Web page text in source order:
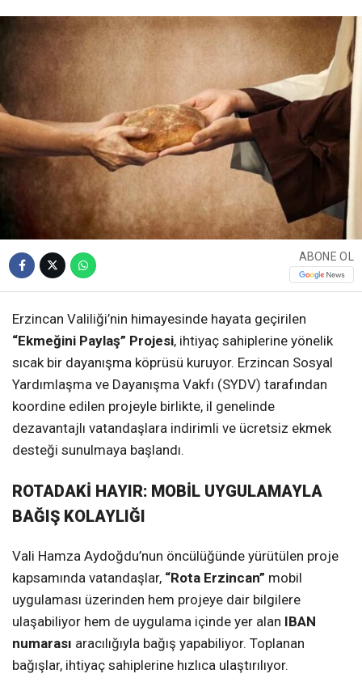
ABONE OL
Erzincan Valiliği’nin himayesinde hayata geçirilen
“Ekmeğini Paylaş” Projesi, ihtiyaç sahiplerine yönelik
sıcak bir dayanışma köprüsü kuruyor. Erzincan Sosyal
Yardımlaşma ve Dayanışma Vakfı (SYDV) tarafından
koordine edilen projeyle birlikte, il genelinde
dezavantajlı vatandaşlara indirimli ve ücretsiz ekmek
desteği sunulmaya başlandı.
ROTADAKİ HAYIR: MOBİL UYGULAMAYLA
BAĞIŞ KOLAYLIĞI
Vali Hamza Aydoğdu’nun öncülüğünde yürütülen proje
kapsamında vatandaşlar, “Rota Erzincan” mobil
uygulaması üzerinden hem projeye dair bilgilere
ulaşabiliyor hem de uygulama içinde yer alan IBAN
numarası aracılığıyla bağış yapabiliyor. Toplanan
bağışlar, ihtiyaç sahiplerine hızlıca ulaştırılıyor.